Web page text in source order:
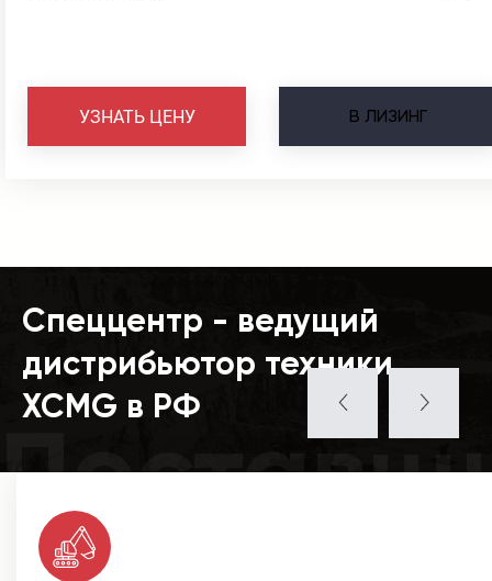
В ЛИЗИНГ
УЗНАТЬ ЦЕНУ
Спеццентр - ведущий
дистрибьютор техники
XCMG в РФ